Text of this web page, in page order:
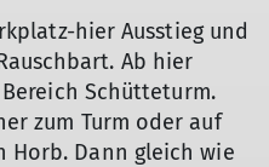
hier Ausstieg und
Ab hier
Bereich Schütteturm.
zum Turm oder auf
Horb. Dann gleich wie